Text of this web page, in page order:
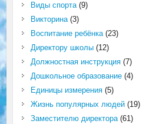
Виды спорта(9)
Викторина(3)
Воспитание ребёнка(23)
Директору школы(12)
Должностная инструкция(7)
Дошкольное образование(4)
Единицы измерения(5)
Жизнь популярных людей(19)
Заместителю директора(61)